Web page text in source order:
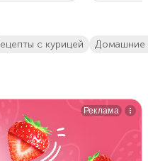
Рецепты с курицей